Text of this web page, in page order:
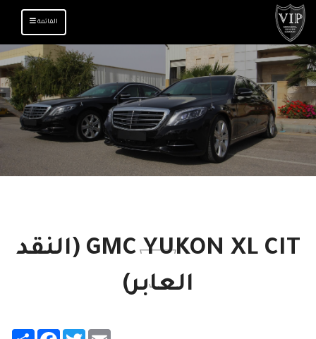
TOGGLE
NAVIGATION
القائمة
GMC YUKON XL CIT (النقد
العابر)
Share
FacebookTwitter Email